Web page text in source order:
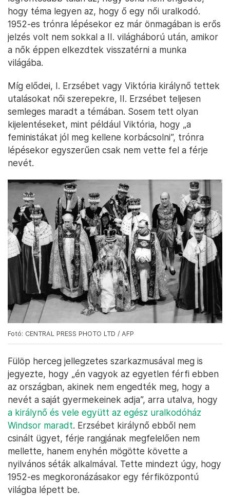
hogy téma legyen az, hogy ő egy női uralkodó.
1952-es trónra lépésekor ez már önmagában is erős
jelzés volt nem sokkal a II. világháború után, amikor
a nők éppen elkezdtek visszatérni a munka
világába.
Míg elődei, I. Erzsébet vagy Viktória királynő tettek
utalásokat női szerepekre, II. Erzsébet teljesen
semleges maradt a témában. Sosem tett olyan
kijelentéseket, mint például Viktória, hogy „a
feministákat jól meg kellene korbácsolni”, trónra
lépésekor egyszerűen csak nem vette fel a férje
nevét.
Fotó: CENTRAL PRESS PHOTO LTD / AFP
Fülöp herceg jellegzetes szarkazmusával meg is
jegyezte, hogy „én vagyok az egyetlen férfi ebben
az országban, akinek nem engedték meg, hogy a
nevét a saját gyermekeinek adja”, arra utalva, hogy
a királynő és vele együtt az egész uralkodóház
Windsor maradt. Erzsébet királynő ebből nem
csinált ügyet, férje rangjának megfelelően nem
mellette, hanem enyhén mögötte követte a
nyilvános séták alkalmával. Tette mindezt úgy, hogy
1952-es megkoronázásakor egy férfiközpontú
világba lépett be.